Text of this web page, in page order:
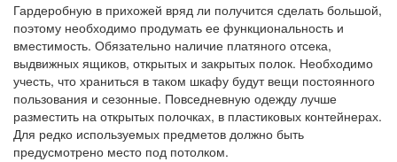
Гардеробную в прихожей вряд ли получится сделать большой,
поэтому необходимо продумать ее функциональность и
вместимость. Обязательно наличие платяного отсека,
выдвижных ящиков, открытых и закрытых полок. Необходимо
учесть, что храниться в таком шкафу будут вещи постоянного
пользования и сезонные. Повседневную одежду лучше
разместить на открытых полочках, в пластиковых контейнерах.
Для редко используемых предметов должно быть
предусмотрено место под потолком.